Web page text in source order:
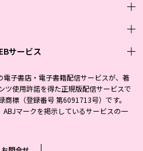
書
タイ yomitai
ィクション
イト
サービス
電子書店・電子書籍配信サービスが、著
ツ使用許諾を得た正規版配信サービスで
商標（登録番号 第6091713号）です。
ABJマークを掲示しているサービスの一